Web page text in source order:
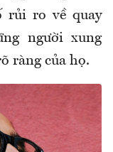
rủi ro về quay
người xung
ràng của họ.